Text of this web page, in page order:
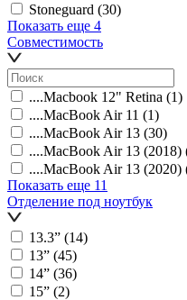
Stoneguard (30)
Показать еще 4
Совместимость
....Macbook 12" Retina (1)
....MacBook Air 11 (1)
....MacBook Air 13 (30)
....MacBook Air 13 (2018)
....MacBook Air 13 (2020)
Показать еще 11
Отделение под ноутбук
13.3ˮ (14)
13ˮ (45)
14ˮ (36)
15ˮ (2)